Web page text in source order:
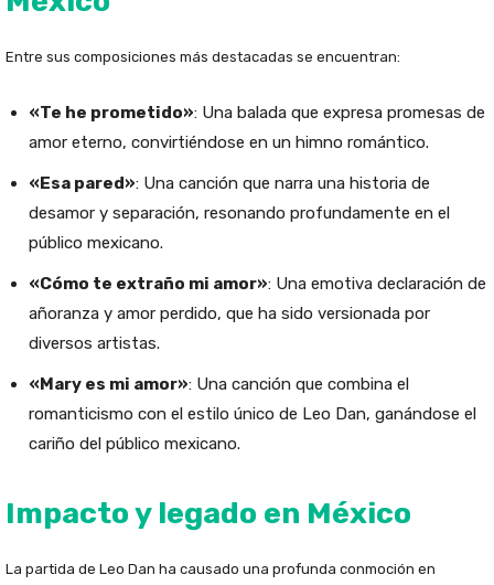
Entre sus composiciones más destacadas se encuentran:
«Te he prometido»: Una balada que expresa promesas de
amor eterno, convirtiéndose en un himno romántico.
«Esa pared»: Una canción que narra una historia de
desamor y separación, resonando profundamente en el
público mexicano.
«Cómo te extraño mi amor»: Una emotiva declaración de
añoranza y amor perdido, que ha sido versionada por
diversos artistas.
«Mary es mi amor»: Una canción que combina el
romanticismo con el estilo único de Leo Dan, ganándose el
cariño del público mexicano.
Impacto y legado en México
La partida de Leo Dan ha causado una profunda conmoción en